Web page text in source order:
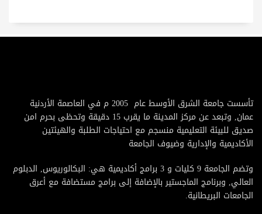
تأسست جامعة الشرق الأوسط عام 2005 م في العاصمة الأردنية
عمان, وتبعد عن مركز المدينة ما يقرب 15 دقيقة وتحظى بحرم امن
صديق للبيئة التعليمية منسجم مع احتياجات الطلبة والهيئتين
الأكاديمية والإدارية وضيوف الجامعة
وتضم الجامعة 9 كليات و 3 برامج أكاديمية هي: البكالوريوس, الدبلوم
العالي, وبرنامج الماجستير بالإضافة إلى برامج مستضافة مع أعرق
الجامعات البريطانية.